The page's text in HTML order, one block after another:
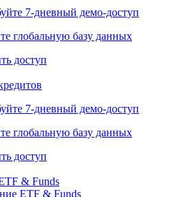
IPO/SPO
7-дневный
глобальную базу данных
доступ
7-дневный
глобальную базу данных